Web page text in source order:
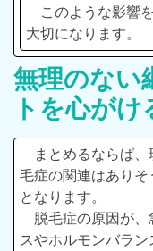
このような影響
大切になります。
無理のない
トを心がけ
まとめるならば
毛症の関連はあり
となります。
脱毛症の原因が
スやホルモンバラン